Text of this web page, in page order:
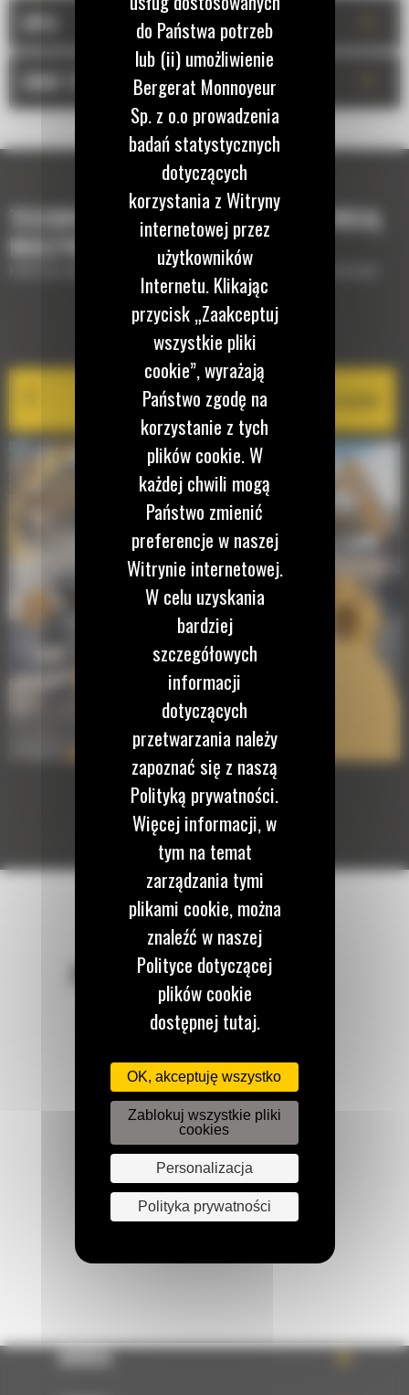
DANE TECHNICZNE
TECHNOLOGIE, KTÓRE UZUPEŁNIĄ TWOJĄ
MASZYNĘ
Krótki opis wyposażenia lub technologii potrzebnych do uzupełnienia maszyny
EQUIPMENT MANAGEMENT
Cat PL161 Attachment Locator
POZOSTAŃMY W KONTAKCIE
Zadzwoń do nas
122 100 122
Napisz do nas
WYŚLIJ WIADOMOŚĆ
OFERTA
do Państwa potrzeb
lub (ii) umożliwienie
Bergerat Monnoyeur
Sp. z o.o prowadzenia
badań statystycznych
dotyczących
korzystania z Witryny
internetowej przez
użytkowników
Internetu. Klikając
przycisk „Zaakceptuj
wszystkie pliki
cookie”, wyrażają
Państwo zgodę na
korzystanie z tych
plików cookie. W
każdej chwili mogą
Państwo zmienić
preferencje w naszej
Witrynie internetowej.
W celu uzyskania
bardziej
szczegółowych
informacji
dotyczących
przetwarzania należy
zapoznać się z naszą
Polityką prywatności.
Więcej informacji, w
tym na temat
zarządzania tymi
plikami cookie, można
znaleźć w naszej
Polityce dotyczącej
plików cookie
dostępnej tutaj.
OK, akceptuję wszystko
Zablokuj wszystkie pliki
cookies
Personalizacja
Polityka prywatności